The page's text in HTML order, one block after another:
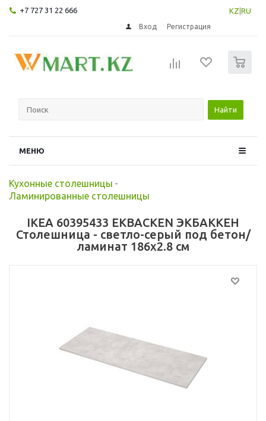
+7 727 31 22 666 KZ RU
Вход Регистрация
Найти
МЕНЮ
Кухонные столешницы -
Ламинированные столешницы
IKEA 60395433 EKBACKEN ЭКБАККЕН
Столешница - светло-серый под бетон/
ламинат 186x2.8 см